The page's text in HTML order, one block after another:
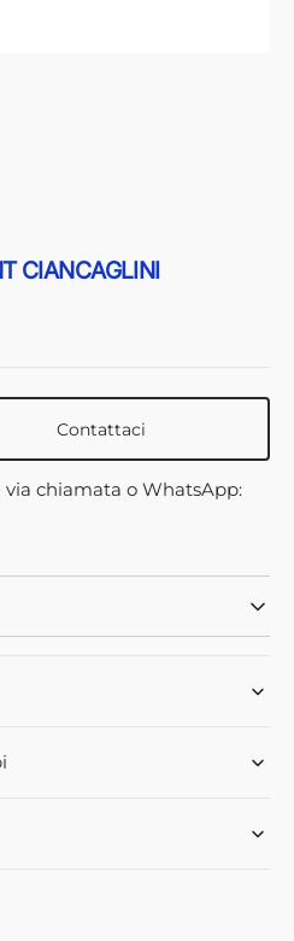
CIANCAGLINI
Contattaci
chiamata o WhatsApp: